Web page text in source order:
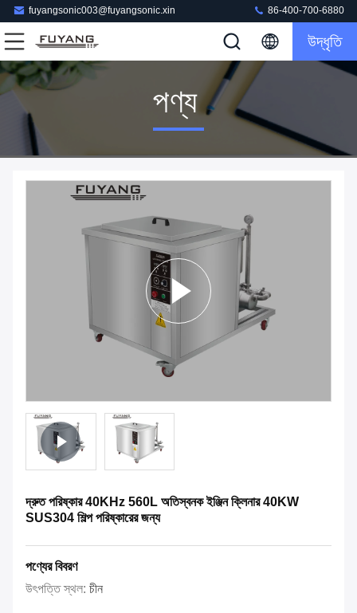
fuyangsonic003@fuyangsonic.xin 86-400-700-6880
উদ্ধৃতি
পণ্য
দ্রুত পরিষ্কার 40KHz 560L অতিস্বনক ইঞ্জিন ক্লিনার 40KW
SUS304 শিল্প পরিষ্কারের জন্য
পণ্যের বিবরণ
উৎপত্তি স্থল: চীন